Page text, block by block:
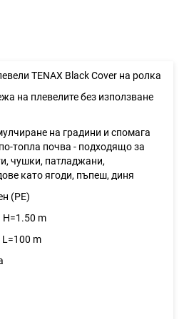
TENAX Black Cover на ролка
на плевелите без използване
на градини и спомага
топла почва - подходящо за
чушки, патладжани,
като ягоди, пъпеш, диня
(PE)
H=1.50 m
m